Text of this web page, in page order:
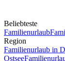
Beliebteste
Familienurlaub
Region
Familienurlaub in
Ostsee